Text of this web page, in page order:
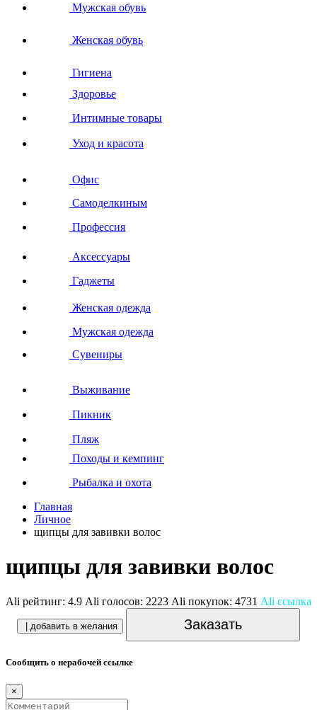
Мужская обувь
Женская обувь
Гигиена
Здоровье
Интимные товары
Уход и красота
Офис
Самоделкиным
Профессия
Аксессуары
Гаджеты
Женская одежда
Мужская одежда
Сувениры
Выживание
Пикник
Пляж
Походы и кемпинг
Рыбалка и охота
Главная
Личное
щипцы для завивки волос
щипцы для завивки волос
Ali рейтинг: 4.9 Ali голосов: 2223 Ali покупок: 4731 Ali ссылка
| добавить в желания Заказать
Сообщить о нерабочей ссылке
×